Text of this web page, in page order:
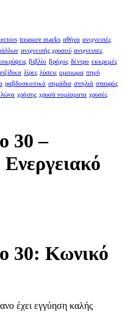
treasure marks αθήνα ανιχνευτές
ανιχνευτής χρυσού ανιχνευτες
βιβλίο βράχος δέντρο εκκρεμές
λίρες λύσεις ομοιωμα πηγή
ραβδοσκοπικό σημάδια σπηλιά σταυρός
χρήσης χρυσά νομίσματα χρυσές
30 –
30: Κωνικό
έχει εγγύηση καλής